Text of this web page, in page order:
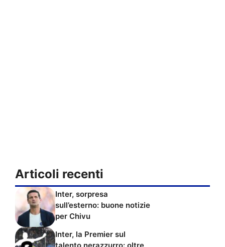
Articoli recenti
Inter, sorpresa
sull’esterno: buone notizie
per Chivu
Inter, la Premier sul